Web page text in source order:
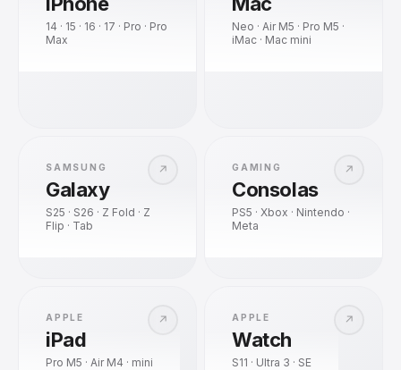
14 · 15 · 16 · 17 · Pro · Pro
Max
Neo · Air M5 · Pro M5 ·
iMac · Mac mini
↗
SAMSUNG
Galaxy
S25 · S26 · Z Fold · Z
Flip · Tab
↗
GAMING
Consolas
PS5 · Xbox · Nintendo ·
Meta
↗
APPLE
iPad
Pro M5 · Air M4 · mini
↗
APPLE
Watch
S11 · Ultra 3 · SE